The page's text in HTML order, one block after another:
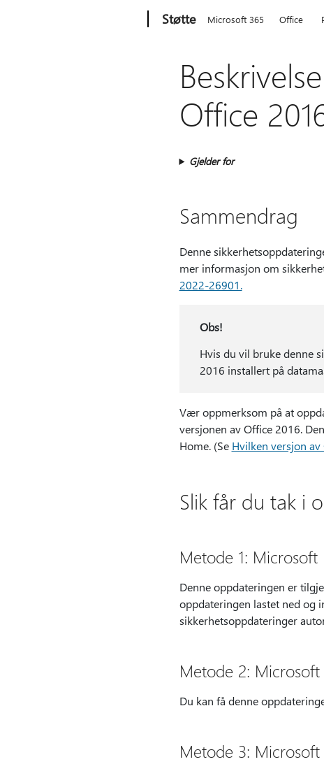
Støtte Microsoft 365 Office
Office
Gjelder for
Sammendrag
Denne
mer informasjon om
2022-26901.
Obs!
Hvis du vil bruke denne
2016 installert på
Vær oppmerksom på at
versjonen av Office 2016.
Home. (Se Hvilken versjon
Slik får du tak i
Metode 1: Microsoft
Denne oppdateringen er
oppdateringen lastet ned og
sikkerhetsoppdateringer
Metode 2:
Du kan få denne
Metode 3: